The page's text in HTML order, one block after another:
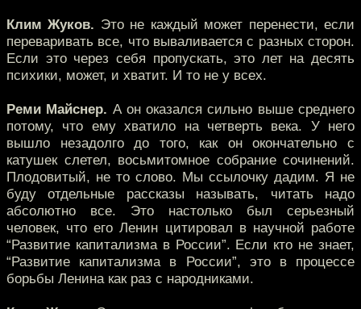
Клим Жуков. Это не каждый может перенести, если
переваривать все, что вываливается с разных сторон.
Если это через себя пропускать, это лет на десять
психики, может, и хватит. И то не у всех.
Реми Майснер. А он оказался сильно выше среднего
потому, что ему хватило на четверть века. У него
вышло незадолго до того, как он окончательно с
катушек слетел, восьмитомное собрание сочинений.
Плодовитый, не то слово. Мы ссылочку дадим. Я не
буду отдельные рассказы называть, читать надо
абсолютно все. Это настолько был серьезный
человек, что его Ленин цитировал в научной работе
“Развитие капитализма в России”. Если кто не знает,
“Развитие капитализма в России”, это в процессе
борьбы Ленина как раз с народниками.